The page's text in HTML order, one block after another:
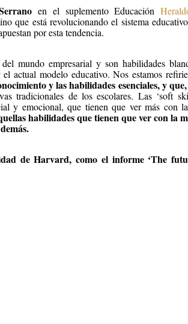
en el suplemento Educación
que está revolucionando el sistema
por esta tendencia.
mundo empresarial y son habilidades
el actual modelo educativo. Nos estamos
y las habilidades esenciales, y
tradicionales de los escolares. Las ‘soft
y emocional, que tienen que ver más con
habilidades que tienen que ver con la
de Harvard, como el informe ‘The